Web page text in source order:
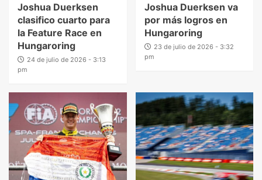
Joshua Duerksen
clasifico cuarto para
la Feature Race en
Hungaroring
24 de julio de 2026 - 3:13
pm
Joshua Duerksen va
por más logros en
Hungaroring
23 de julio de 2026 - 3:32
pm